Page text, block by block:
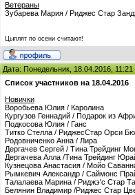
Ветераны
Зубарева Мария / Риджес Стар
Цыплят по осени считают!
Дата: Понедельник, 18.04.2016,
Список участников на 18.04.2016
Новички
Воробьева Юлия / Каролина
Кургузов Геннадий / Подарок из
Подкосова Юлия / Ганс
Титко Стелла / РиджесСтар Орси
Родовниченко Анна / Лира
Дергачев Сергей / Тина Трейдинг
Дергачева Алла /Тина Трейдинг
Кузнецова Анастасия / Мойо
Рымкевич Александр / Саймонс
Талалаева Марина / Риджэ'с Стар
Белянин Владимир /Риджес Стар